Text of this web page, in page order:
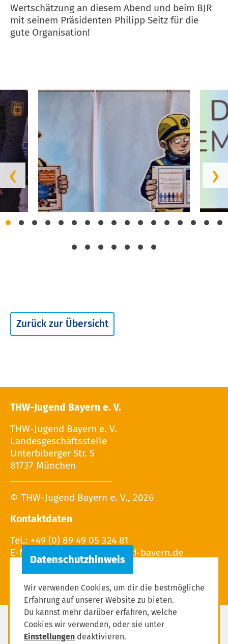
Wertschätzung an diesem Abend und beim BJR
mit seinem Präsidenten Philipp Seitz für die
gute Organisation!
‹ ›
Zurück zur Übersicht
THW-Jugend Bayern e. V.
THW-Jugend Bayern e. V.
Landesgeschäftsstelle
Unterbiberger Str. 5
81737 München
© THW-Jugend Bayern e. V., 2026
Kontaktdaten
Tel.: +49 (0) 89 49 05 324 81
E-Mail:
Impressum
Wir verwenden Cookies, um dir die bestmögliche
Erfahrung auf unserer Website zu bieten.
Du kannst mehr darüber erfahren, welche
Cookies wir verwenden, oder sie unter
Einstellungen deaktivieren.